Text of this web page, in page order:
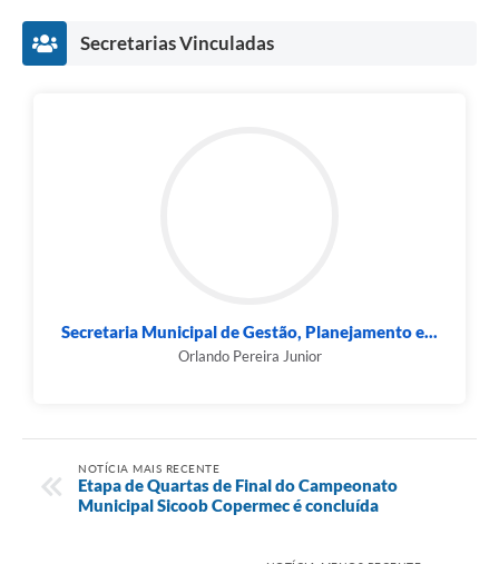
Secretarias Vinculadas
Secretaria Municipal de Gestão, Planejamento e...
Orlando Pereira Junior
NOTÍCIA MAIS RECENTE
Etapa de Quartas de Final do Campeonato
Municipal Sicoob Copermec é concluída